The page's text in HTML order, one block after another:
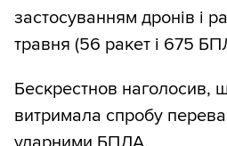
застосуванням дронів і
травня (56 ракет і 675
Бескрестнов наголосив,
витримала спробу